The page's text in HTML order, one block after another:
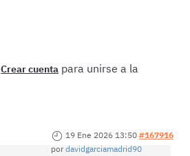
Crear cuenta para unirse a la
19 Ene 2026 13:50 #167916
pordavidgarciamadrid90